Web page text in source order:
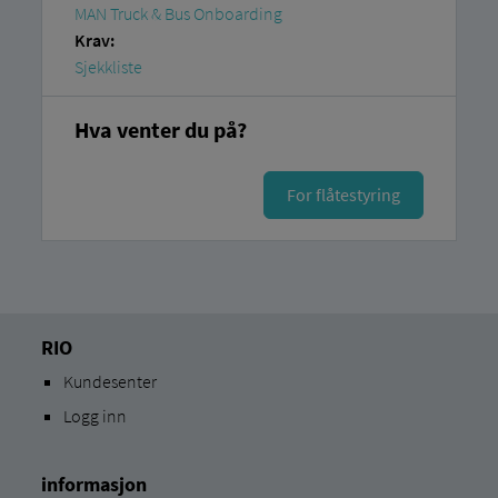
MAN Truck & Bus Onboarding
Krav:
Sjekkliste
Hva venter du på?
For flåtestyring
RIO
Kundesenter
Logg inn
informasjon